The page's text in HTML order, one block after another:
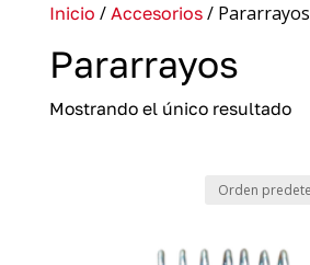
Inicio / Accesorios/ Pararrayos
Pararrayos
Mostrando el único resultado